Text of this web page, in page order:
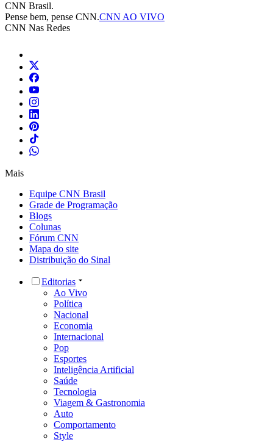
CNN Brasil.
Pense bem, pense CNN.CNN AO VIVO
CNN Nas Redes
Mais
Equipe CNN Brasil
Grade de Programação
Blogs
Colunas
Fórum CNN
Mapa do site
Distribuição do Sinal
Editorias
Ao Vivo
Política
Nacional
Economia
Internacional
Pop
Esportes
Inteligência Artificial
Saúde
Tecnologia
Viagem & Gastronomia
Auto
Comportamento
Style